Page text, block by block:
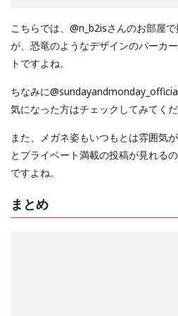
こちらでは、@n_b2isさんのお部屋
が、恐竜のようなデザインのパーカ
トですよね。
ちなみに
気になった方はチェックしてみてくだ
また、メガネ姿もいつもとは雰囲気
とプライベート満載の投稿が見れる
ですよね。
まとめ